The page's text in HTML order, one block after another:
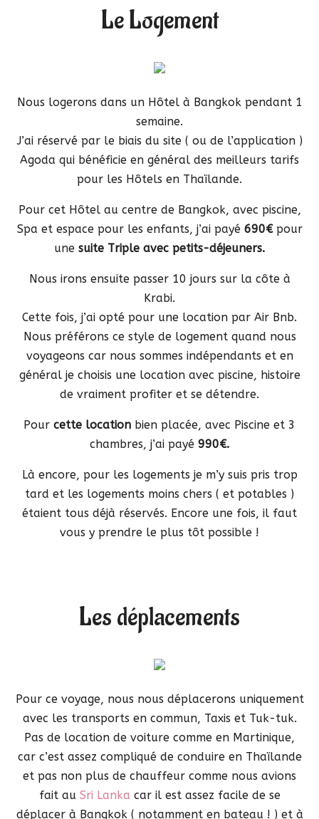
Le Logement
Nous logerons dans un Hôtel à Bangkok pendant 1
semaine.
J’ai réservé par le biais du site ( ou de l’application )
Agoda qui bénéficie en général des meilleurs tarifs
pour les Hôtels en Thaïlande.
Pour cet Hôtel au centre de Bangkok, avec piscine,
Spa et espace pour les enfants, j’ai payé 690€pour
une suite Triple avec petits-déjeuners.
Nous irons ensuite passer 10 jours sur la côte à
Krabi.
Cette fois, j’ai opté pour une location par Air Bnb.
Nous préférons ce style de logement quand nous
voyageons car nous sommes indépendants et en
général je choisis une location avec piscine, histoire
de vraiment profiter et se détendre.
Pour cette location bien placée, avec Piscine et 3
chambres, j’ai payé 990€.
Là encore, pour les logements je m’y suis pris trop
tard et les logements moins chers ( et potables )
étaient tous déjà réservés. Encore une fois, il faut
vous y prendre le plus tôt possible !
Les déplacements
Pour ce voyage, nous nous déplacerons uniquement
avec les transports en commun, Taxis et Tuk-tuk.
Pas de location de voiture comme en Martinique,
car c’est assez compliqué de conduire en Thaïlande
et pas non plus de chauffeur comme nous avions
fait au Sri Lanka car il est assez facile de se
déplacer à Bangkok ( notamment en bateau ! ) et à